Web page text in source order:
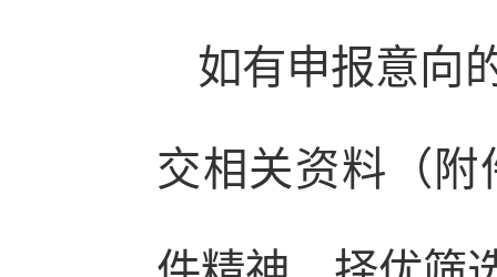
如有申报意向
交相关资料（